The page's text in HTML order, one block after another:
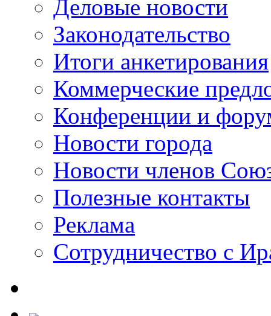
Деловые новости
Законодательство
Итоги анкетирования
Коммерческие
Конференции и
Новости города
Новости членов
Полезные контакты
Реклама
Сотрудничество с